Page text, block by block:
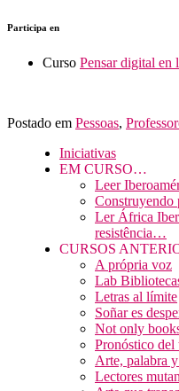
Participa en
Curso Pensar digital en
Postado em Pessoas,
Iniciativas
EM CURSO…
Leer
Construyendo
Ler África
resistência…
CURSOS
A própria voz
Lab
Letras al límite
Soñar es
Not only
Pronóstico del
Arte, palabra
Lectores